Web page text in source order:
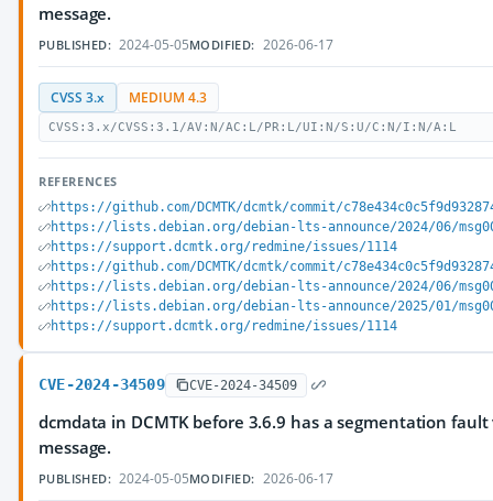
message.
PUBLISHED: 2024-05-05MODIFIED: 2026-06-17
CVSS 3.x MEDIUM 4.3
CVSS:3.x/CVSS:3.1/AV:N/AC:L/PR:L/UI:N/S:U/C:N/I:N/A:L
REFERENCES
https://github.com/DCMTK/dcmtk/commit/
https://lists.debian.org/debian-lts-announce/2024/06/
https://support.dcmtk.org/redmine/issues/1114
https://github.com/DCMTK/dcmtk/commit/
https://lists.debian.org/debian-lts-announce/2024/06/
https://lists.debian.org/debian-lts-announce/2025/01/
https://support.dcmtk.org/redmine/issues/1114
CVE-2024-34509 CVE-2024-34509
dcmdata in DCMTK before 3.6.9 has a segmentation fault
message.
PUBLISHED: 2024-05-05MODIFIED: 2026-06-17